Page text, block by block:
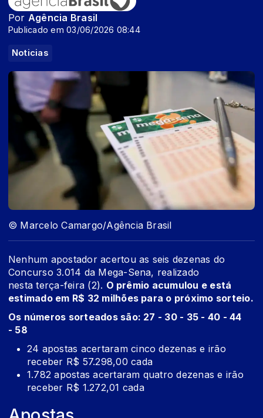
Por Agência Brasil
Publicado em 03/06/2026 08:44
Noticias
© Marcelo Camargo/Agência Brasil
Nenhum apostador acertou as seis dezenas do
Concurso 3.014 da Mega-Sena, realizado
nesta terça-feira (2). O prêmio acumulou e está
estimado em R$ 32 milhões para o próximo sorteio.
Os números sorteados são: 27 - 30 - 35 - 40 - 44
- 58
24 apostas acertaram cinco dezenas e irão
receber R$ 57.298,00 cada
1.782 apostas acertaram quatro dezenas e irão
receber R$ 1.272,01 cada